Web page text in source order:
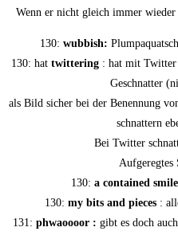
Wenn er nicht gleich immer
130: wub­bish:
130: hat twit­te­ring: hat mit Twit­ter
Geschnat­ter
als Bild sicher bei der Benen­nung
schnat­tern
Bei Twit­ter
130: a con­tai­ned smi­le
130: my bits and pie­ces :
131: phwaooo­or : gibt es doch